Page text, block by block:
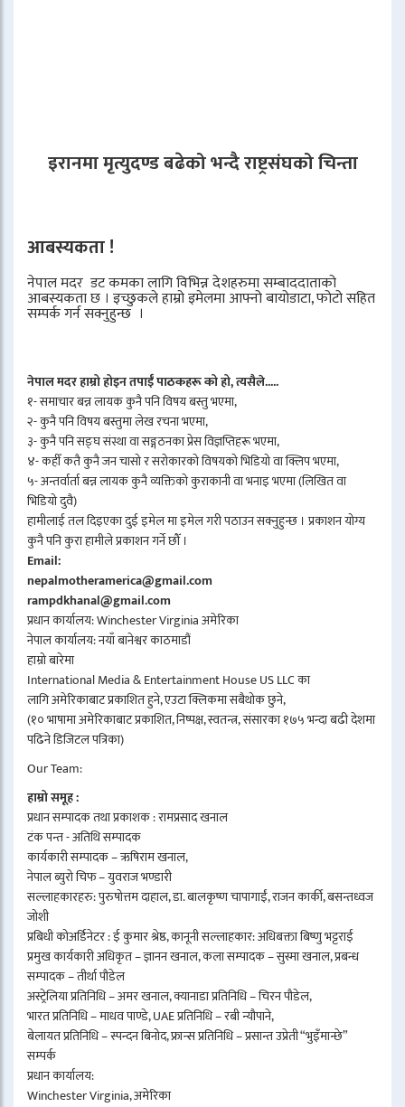
इरानमा मृत्युदण्ड बढेको भन्दै राष्ट्रसंघको चिन्ता
आबस्यकता !
नेपाल मदर डट कमका लागि विभिन्न देशहरुमा सम्बाददाताको
आबस्यकता छ । इच्छुकले हाम्रो इमेलमा आफ्नो बायोडाटा, फोटो सहित
सम्पर्क गर्न सक्नुहुन्छ ।
नेपाल मदर हाम्रो होइन तपाईँ पाठकहरू को हो, त्यसैले.....
१- समाचार बन्न लायक कुनै पनि विषय बस्तु भएमा,
२- कुनै पनि विषय बस्तुमा लेख रचना भएमा,
३- कुनै पनि सङ्घ संस्था वा सङ्गठनका प्रेस विज्ञप्तिहरू भएमा,
४- कहीँ कतै कुनै जन चासो र सरोकारको विषयको भिडियो वा क्लिप भएमा,
५- अन्तर्वार्ता बन्न लायक कुनै व्यक्तिको कुराकानी वा भनाइ भएमा (लिखित वा
भिडियो दुवै)
हामीलाई तल दिइएका दुई इमेल मा इमेल गरी पठाउन सक्नुहुन्छ । प्रकाशन योग्य
कुनै पनि कुरा हामीले प्रकाशन गर्ने छौँ ।
Email:
nepalmotheramerica@gmail.com
rampdkhanal@gmail.com
प्रधान कार्यालय: Winchester Virginia अमेरिका
नेपाल कार्यालय: नयाँ बानेश्वर काठमाडौं
हाम्रो बारेमा
International Media & Entertainment House US LLC का
लागि अमेरिकाबाट प्रकाशित हुने, एउटा क्लिकमा सबैथोक छुने,
(१० भाषामा अमेरिकाबाट प्रकाशित, निष्पक्ष, स्वतन्त्र, संसारका १७५ भन्दा बढी देशमा
पढिने डिजिटल पत्रिका)
Our Team:
हाम्रो समूह :
प्रधान सम्पादक तथा प्रकाशक : रामप्रसाद खनाल
टंक पन्त - अतिथि सम्पादक
कार्यकारी सम्पादक – ऋषिराम खनाल,
नेपाल ब्युरो चिफ – युवराज भण्डारी
सल्लाहकारहरु: पुरुषोत्तम दाहाल, डा. बालकृष्ण चापागाईं, राजन कार्की, बसन्तध्वज
जोशी
प्रबिधी कोअर्डिनेटर : ई कुमार श्रेष्ठ, कानूनी सल्लाहकार: अधिबक्ता बिष्णु भट्टराई
प्रमुख कार्यकारी अधिकृत – ज्ञानन खनाल, कला सम्पादक – सुस्मा खनाल, प्रबन्ध
सम्पादक – तीर्था पौडेल
अस्ट्रेलिया प्रतिनिधि – अमर खनाल, क्यानाडा प्रतिनिधि – चिरन पौडेल,
भारत प्रतिनिधि – माधव पाण्डे, UAE प्रतिनिधि – रबी न्यौपाने,
बेलायत प्रतिनिधि – स्पन्दन बिनोद, फ्रान्स प्रतिनिधि – प्रसान्त उप्रेती “भुइँमान्छे”
सम्पर्क
प्रधान कार्यालय:
Winchester Virginia, अमेरिका